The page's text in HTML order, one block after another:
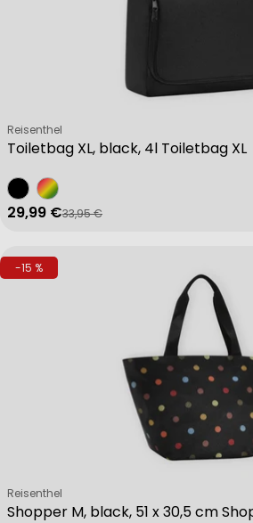
Toiletbag XL, black, 4l Toiletbag XL
Verkäufer:
Reisenthel
Verkaufspreis
29,99 €
Regulärer Preis
33,95 €
-15 %
Shopper M, black, 51 x 30,5 cm
Verkäufer:
Reisenthel